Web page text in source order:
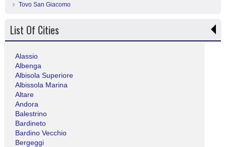
Tovo San Giacomo
List Of Cities
Alassio
Albenga
Albisola Superiore
Albissola Marina
Altare
Andora
Balestrino
Bardineto
Bardino Vecchio
Bergeggi